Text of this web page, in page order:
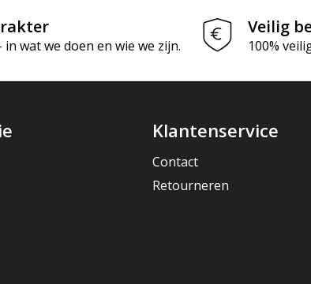
wat we doen en wie we zijn.
Veilig
100%
Klantenservice
Contact
Retourneren